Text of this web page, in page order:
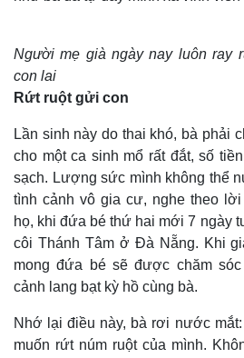
Pháp luật
Tin nóng
Tư vấn luật
Người mẹ già ngày nay luôn ray
con lai
Rứt ruột gửi con
Lần sinh này do thai khó, bà phải
cho một ca sinh mổ rất đắt, số
sạch. Lượng sức mình không thể
tình cảnh vô gia cư, nghe theo
họ, khi đứa bé thứ hai mới 7 ngày
côi Thánh Tâm ở Đà Nẵng. Khi
mong đứa bé sẽ được chăm
cảnh lang bạt kỳ hồ cùng bà.
Nhớ lại điều này, bà rơi nước
muốn rứt núm ruột của mình.